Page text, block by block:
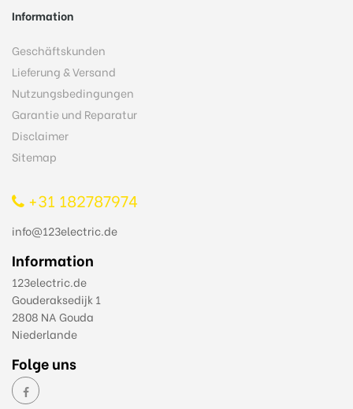
Information
Geschäftskunden
Lieferung & Versand
Nutzungsbedingungen
Garantie und Reparatur
Disclaimer
Sitemap
+31 182787974
info@123electric.de
Information
123electric.de
Gouderaksedijk 1
2808 NA Gouda
Niederlande
Folge uns